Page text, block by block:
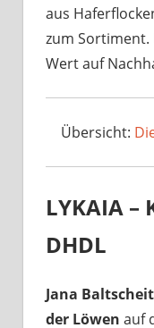
aus
zum Sortiment.
Wert auf
Übersicht:
LYKAIA –
DHDL
Jana Baltscheit
der Löwen auf